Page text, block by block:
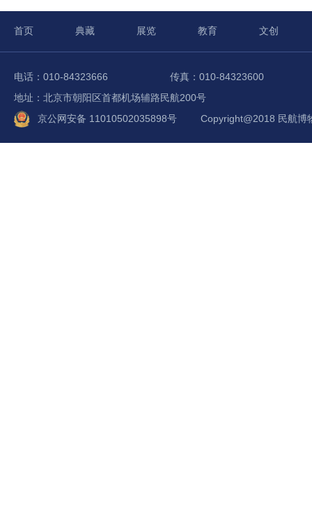
首页 典藏 展览 教育 文创
电话：010-84323666
传真：010-84323600
地址：北京市朝阳区首都机场辅路民航200号
京公网安备 11010502035898号
Copyright@2018 民航博